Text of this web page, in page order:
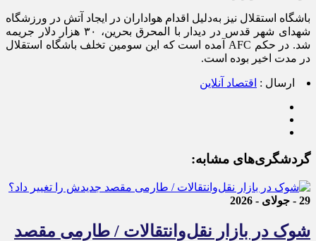
باشگاه استقلال نیز به‌دلیل اقدام هواداران در ایجاد آتش در ورزشگاه
شهدای شهر قدس در دیدار با المحرق بحرین، ۳۰ هزار دلار جریمه
شد. در حکم AFC آمده است که این سومین تخلف باشگاه استقلال
در مدت اخیر بوده است.
ارسال : اقتصاد آنلاین
گردشگری‌های مشابه:
29 - جولای - 2026
شوک در بازار نقل‌وانتقالات / طارمی مقصد